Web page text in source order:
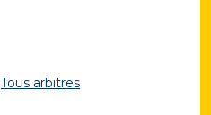
Tous arbitres